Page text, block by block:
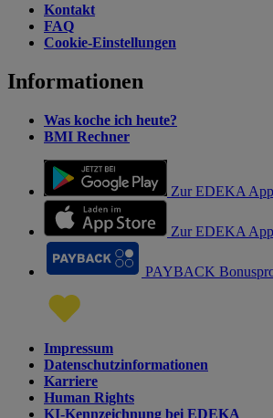
Kontakt
FAQ
Cookie-Einstellungen
Informationen
Was koche ich heute?
BMI Rechner
Zur EDEKA
Zur EDEKA
PAYBACK
Impressum
Datenschutzinformationen
Karriere
Human Rights
KI-Kennzeichnung bei EDEKA